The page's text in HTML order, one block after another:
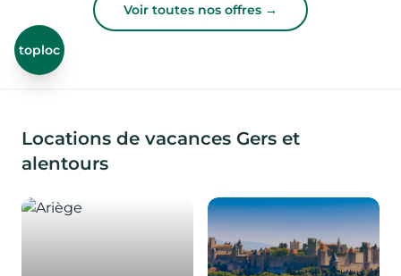
Voir toutes nos offres →
toploc
Locations de vacances Gers et
alentours